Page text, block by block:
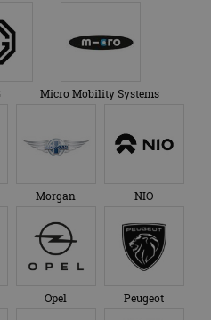
Micro Mobility Systems
Morgan NIO
Opel Peugeot